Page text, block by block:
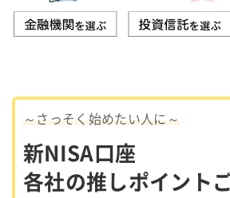
～さっそく始めたい人に～
新NISA口座
各社の推しポイント